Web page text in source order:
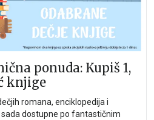
ponuda: Kupiš 1,
knjige
romana, enciklopedija i
dostupne po fantastičnim